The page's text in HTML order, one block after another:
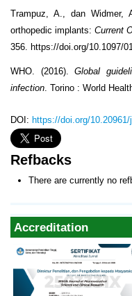
Accreditation
Trampuz, A., dan Widmer,
orthopedic implants:Current
356. https://doi.org/10.1097/
WHO. (2016).Global
infection. Torino : World
DOI: https://doi.org/
Refbacks
There are currently no